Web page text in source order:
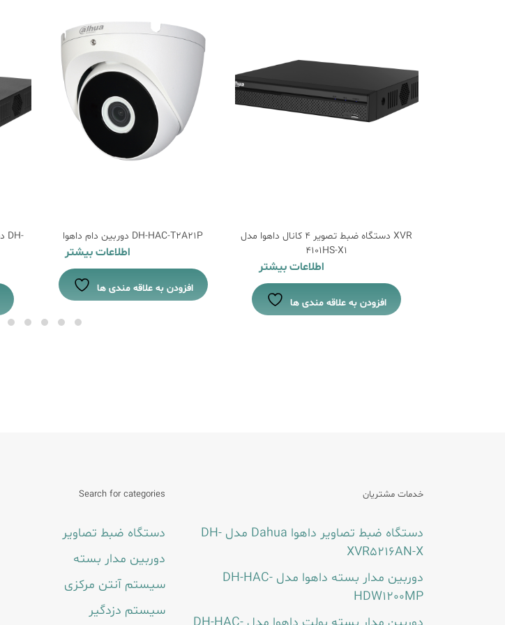
دوربین دام داهوا DH-HAC-T2A21P
اطلاعات بیشتر
افزودن به علاقه مندی ها
دستگاه ضبط تصویر 4 کانال داهوا مدل XVR
4101HS-X1
اطلاعات بیشتر
افزودن به علاقه مندی ها
خدمات مشتریان
دستگاه ضبط تصاویر داهوا Dahua مدل DH-
XVR5216AN-X
دوربین مدار بسته داهوا مدل DH-HAC-
HDW1200MP
Search for categories
دستگاه ضبط تصاویر
دوربین مدار بسته
سیستم آنتن مرکزی
سیستم دزدگیر